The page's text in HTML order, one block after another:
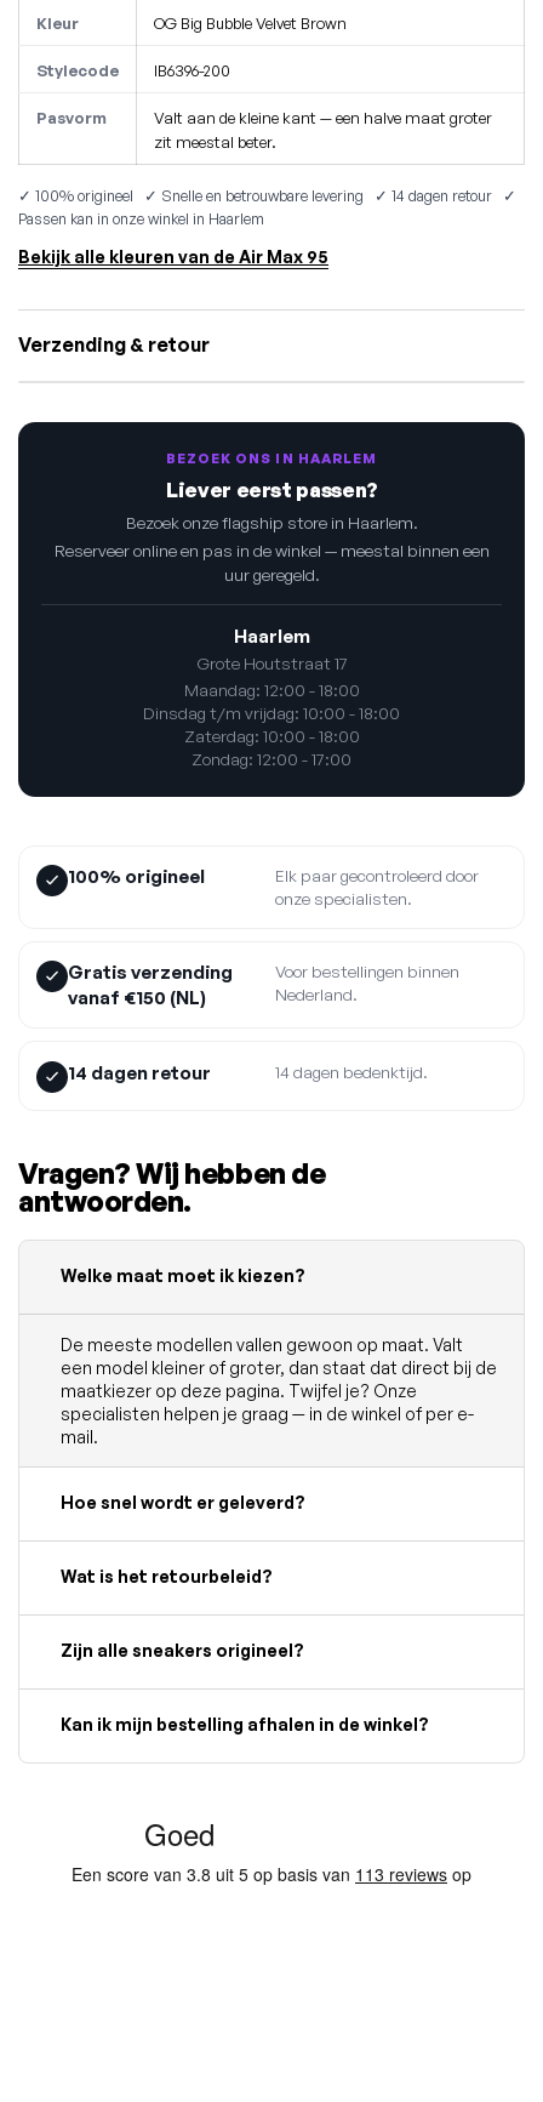
Kleur OG Big Bubble Velvet Brown
Stylecode IB6396-200
Pasvorm
Valt aan de kleine kant — een halve maat groter
zit meestal beter.
✓ 100% origineel ✓ Snelle en betrouwbare levering ✓ 14 dagen retour ✓
Passen kan in onze winkel in Haarlem
Bekijk alle kleuren van de Air Max 95
Verzending & retour
BEZOEK ONS IN HAARLEM
Liever eerst passen?
Bezoek onze flagship store in Haarlem.
Reserveer online en pas in de winkel — meestal binnen een
uur geregeld.
Haarlem
Grote Houtstraat 17
Maandag: 12:00 - 18:00
Dinsdag t/m vrijdag: 10:00 - 18:00
Zaterdag: 10:00 - 18:00
Zondag: 12:00 - 17:00
100% origineel
Elk paar gecontroleerd door
onze specialisten.
Gratis verzending
vanaf €150 (NL)
Voor bestellingen binnen
Nederland.
14 dagen retour 14 dagen bedenktijd.
Vragen? Wij hebben de
antwoorden.
Welke maat moet ik kiezen?
De meeste modellen vallen gewoon op maat. Valt
een model kleiner of groter, dan staat dat direct bij de
maatkiezer op deze pagina. Twijfel je? Onze
specialisten helpen je graag — in de winkel of per e-
mail.
Hoe snel wordt er geleverd?
Wat is het retourbeleid?
Zijn alle sneakers origineel?
Kan ik mijn bestelling afhalen in de winkel?